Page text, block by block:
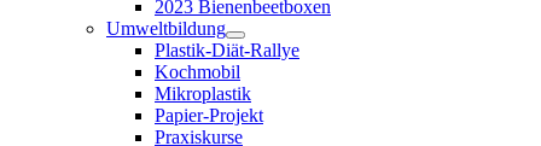
2023 Bienenbeetboxen
Umweltbildung
Plastik-Diät-Rallye
Kochmobil
Mikroplastik
Papier-Projekt
Praxiskurse